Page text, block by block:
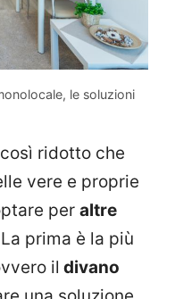
le soluzioni
ridotto che
vere e proprie
per altre
prima è la più
il divano